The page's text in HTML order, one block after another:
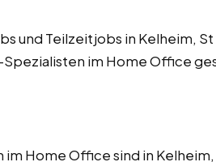
und Teilzeitjobs in Kelheim,
im Home Office
Home Office sind in